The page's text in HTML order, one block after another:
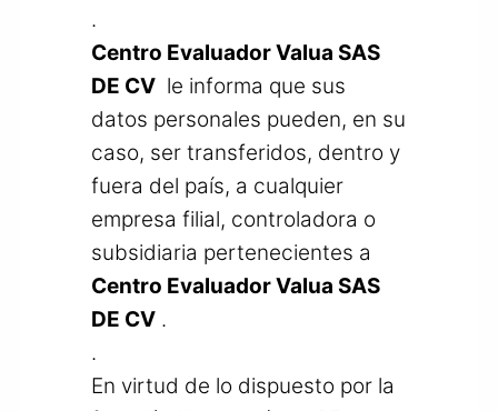
.
Centro Evaluador Valua SAS
DE CVle informa que sus
datos personales pueden, en su
caso, ser transferidos, dentro y
fuera del país, a cualquier
empresa filial, controladora o
subsidiaria pertenecientes a
Centro Evaluador Valua SAS
DE CV.
.
En virtud de lo dispuesto por la